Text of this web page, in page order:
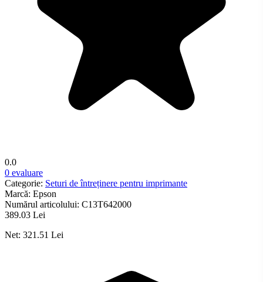
0.0
0 evaluare
Categorie: Seturi de întreținere pentru imprimante
Marcă: Epson
Numărul articolului: C13T642000
389.03 Lei
Net: 321.51 Lei